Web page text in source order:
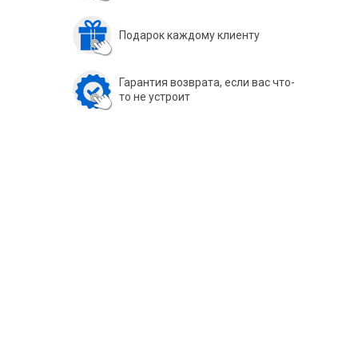
Подарок каждому клиенту
Гарантия возврата, если вас что-
то не устроит